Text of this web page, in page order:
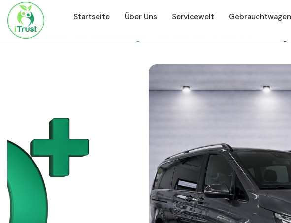
Startseite Über Uns Servicewelt Gebrauchtwagen
iTrust Automobile